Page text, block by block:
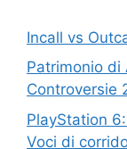
Incall vs
Patrimonio di
Controversie
PlayStation
Voci di